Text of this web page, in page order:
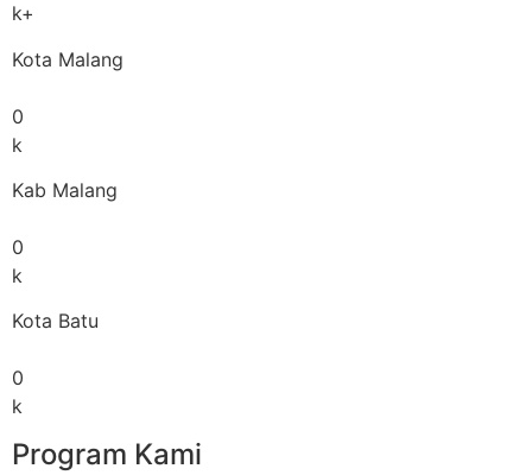
k+
Kota Malang
0
k
Kab Malang
0
k
Kota Batu
0
k
Program Kami